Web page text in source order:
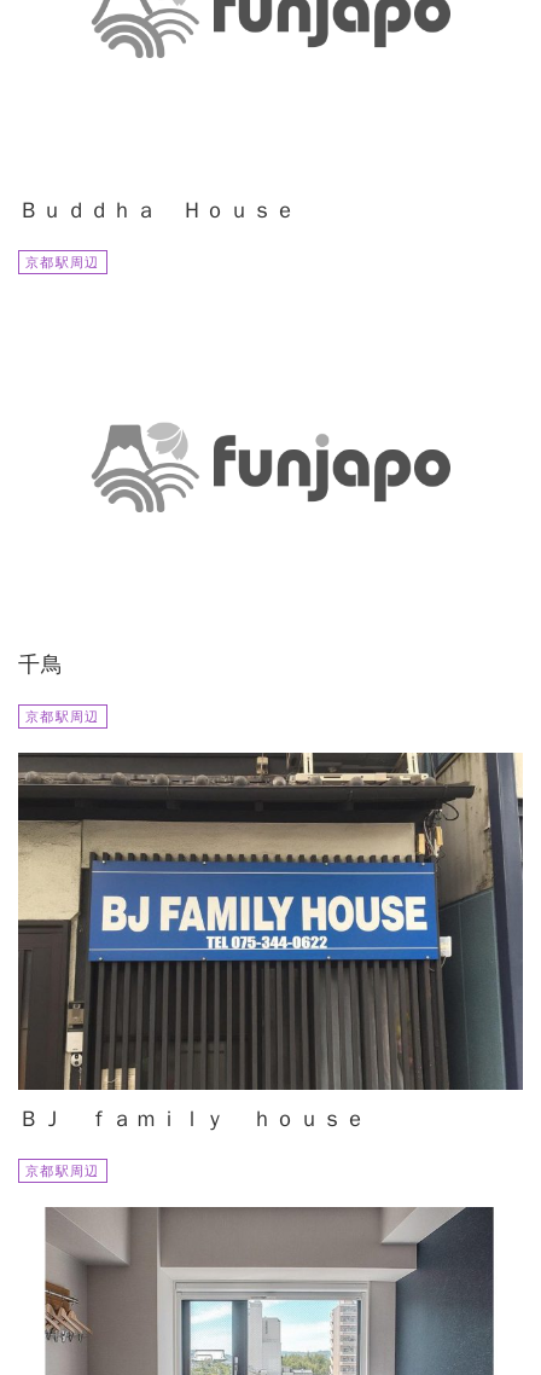
Ｂｕｄｄｈａ Ｈｏｕｓｅ
京都駅周辺
千鳥
京都駅周辺
ＢＪ ｆａｍｉｌｙ ｈｏｕｓｅ
京都駅周辺